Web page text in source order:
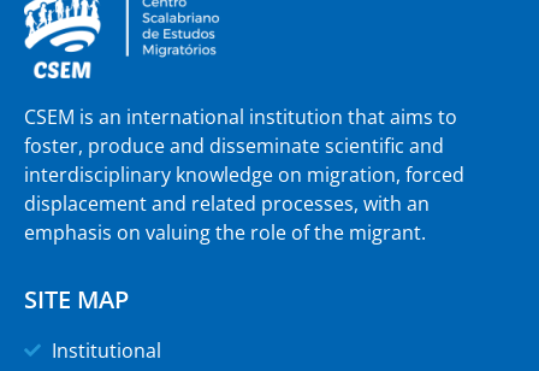
CSEM is an international institution that aims to
foster, produce and disseminate scientific and
interdisciplinary knowledge on migration, forced
displacement and related processes, with an
emphasis on valuing the role of the migrant.
SITE MAP
Institutional